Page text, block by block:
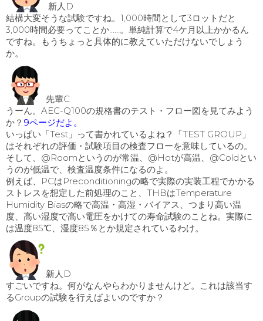
新人D
結構大変そうな試験ですね。1,000時間として3ロットだと
3,000時間必要ってことか……。単純計算で4ケ月以上かかるん
ですね。もうちょっと具体的に教えていただけないでしょう
か。
先輩C
うーん。AEC-Q100の規格書のテスト・フロー図を見てみよう
か？ 9ページだよ。
いっぱい「Test」って書かれているよね？「TEST GROUP」
はそれぞれの評価・試験項目の検査フローを意味しているの。
そして、@Roomというのが常温、@Hotが高温、@Coldとい
うのが低温で、検査温度条件になるのよ。
例えば、PCはPreconditioningの略で実際の実装工程でかかる
ストレスを想定した前処理のこと、THBはTemperature
Humidity Biasの略で高温・高湿・バイアス、つまり高い温
度、高い湿度で高い電圧をかけての寿命試験のことね。実際に
は温度85℃、湿度85％とか規定されているわけ。
新人D
すごいですね。何がなんやらわかりませんけど。これは該当す
るGroupの試験を行えばよいのですか？